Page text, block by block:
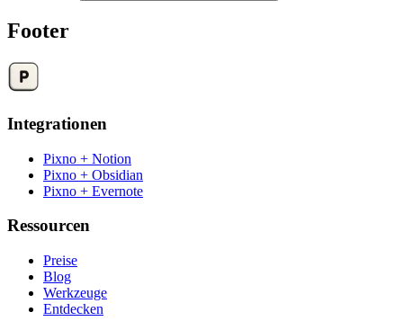
Footer
Integrationen
Pixno + Notion
Pixno + Obsidian
Pixno + Evernote
Ressourcen
Preise
Blog
Werkzeuge
Entdecken